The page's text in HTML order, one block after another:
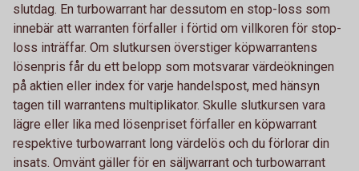
slutdag. En turbowarrant har dessutom en stop-loss som
innebär att warranten förfaller i förtid om villkoren för stop-
loss inträffar. Om slutkursen överstiger köpwarrantens
lösenpris får du ett belopp som motsvarar värdeökningen
på aktien eller index för varje handelspost, med hänsyn
tagen till warrantens multiplikator. Skulle slutkursen vara
lägre eller lika med lösenpriset förfaller en köpwarrant
respektive turbowarrant long värdelös och du förlorar din
insats. Omvänt gäller för en säljwarrant och turbowarrant